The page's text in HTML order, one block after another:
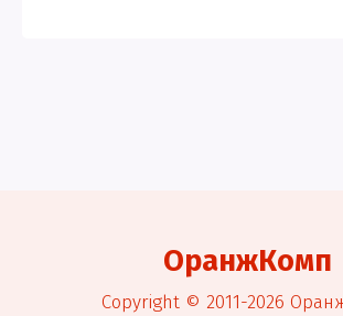
ОранжКомп
Copyright © 2011-2026